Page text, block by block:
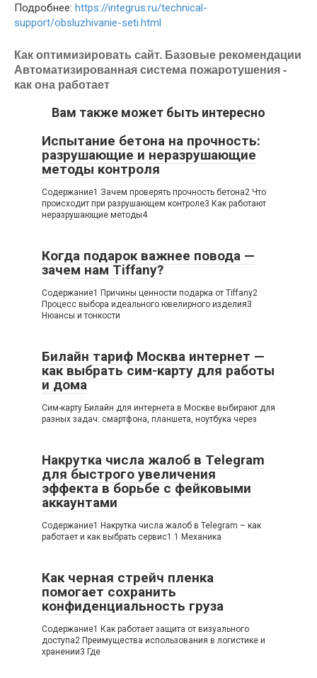
Подробнее: https://integrus.ru/technical-
support/obsluzhivanie-seti.html
Как оптимизировать сайт. Базовые рекомендации
Автоматизированная система пожаротушения -
как она работает
Вам также может быть интересно
Испытание бетона на прочность:
разрушающие и неразрушающие
методы контроля
Содержание1 Зачем проверять прочность бетона2 Что
происходит при разрушающем контроле3 Как работают
неразрушающие методы4
Когда подарок важнее повода —
зачем нам Tiffany?
Содержание1 Причины ценности подарка от Tiffany2
Процесс выбора идеального ювелирного изделия3
Нюансы и тонкости
Билайн тариф Москва интернет —
как выбрать сим-карту для работы
и дома
Сим-карту Билайн для интернета в Москве выбирают для
разных задач: смартфона, планшета, ноутбука через
Накрутка числа жалоб в Telegram
для быстрого увеличения
эффекта в борьбе с фейковыми
аккаунтами
Содержание1 Накрутка числа жалоб в Telegram – как
работает и как выбрать сервис1.1 Механика
Как черная стрейч пленка
помогает сохранить
конфиденциальность груза
Содержание1 Как работает защита от визуального
доступа2 Преимущества использования в логистике и
хранении3 Где